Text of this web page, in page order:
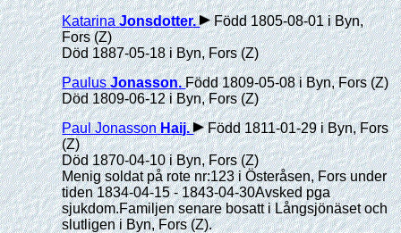
Katarina Jonsdotter.
Född 1805-08-01 i Byn,
Fors (Z)
Död 1887-05-18 i Byn, Fors (Z)
Paulus Jonasson.Född 1809-05-08 i Byn, Fors (Z)
Död 1809-06-12 i Byn, Fors (Z)
Paul Jonasson Haij.
Född 1811-01-29 i Byn, Fors
(Z)
Död 1870-04-10 i Byn, Fors (Z)
Menig soldat på rote nr:123 i Österåsen, Fors under
tiden 1834-04-15 - 1843-04-30Avsked pga
sjukdom.Familjen senare bosatt i Långsjönäset och
slutligen i Byn, Fors (Z).